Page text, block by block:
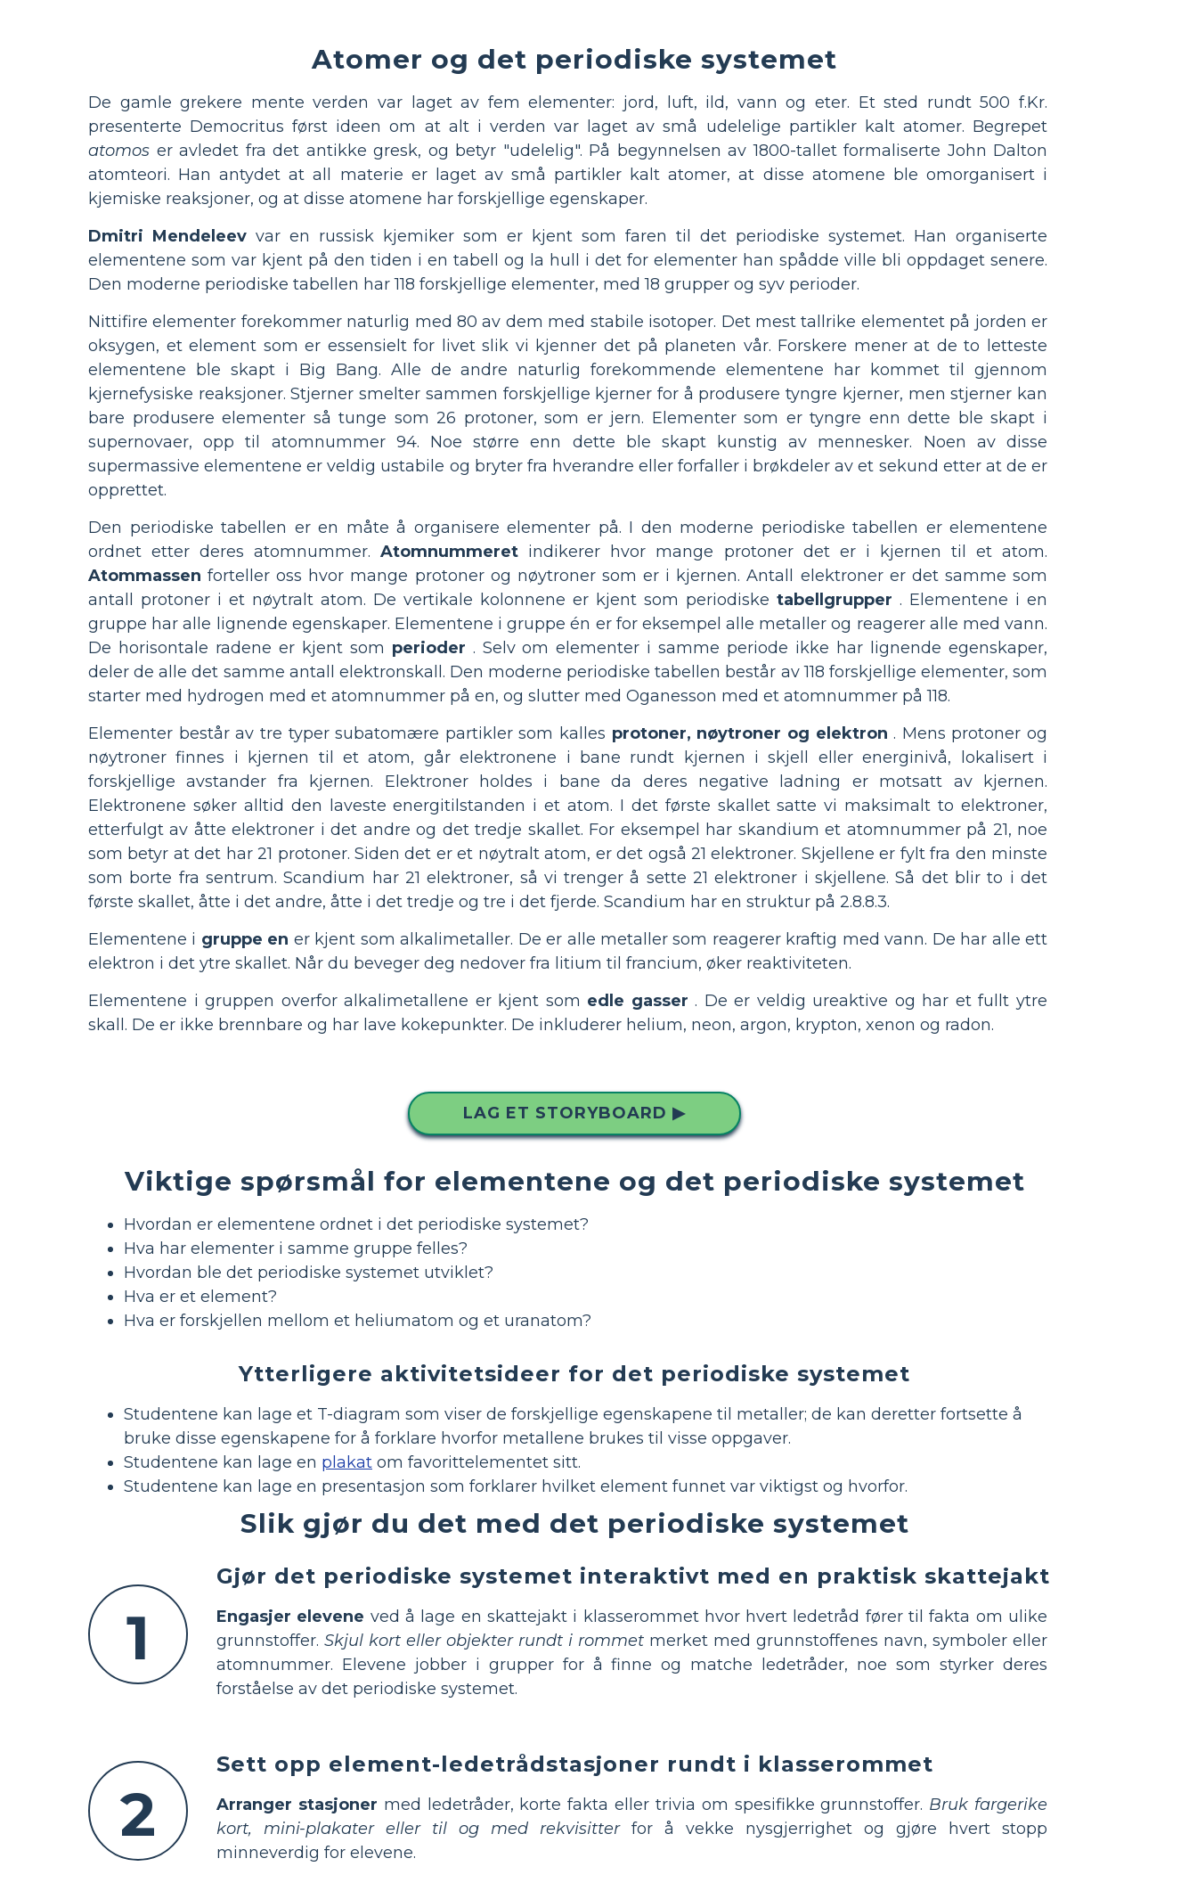
Atomer og det periodiske systemet
De gamle grekere mente verden var laget av fem elementer: jord, luft, ild, vann og eter. Et sted rundt 500 f.Kr.
presenterte Democritus først ideen om at alt i verden var laget av små udelelige partikler kalt atomer. Begrepet
atomos er avledet fra det antikke gresk, og betyr "udelelig". På begynnelsen av 1800-tallet formaliserte John Dalton
atomteori. Han antydet at all materie er laget av små partikler kalt atomer, at disse atomene ble omorganisert i
kjemiske reaksjoner, og at disse atomene har forskjellige egenskaper.
Dmitri Mendeleev var en russisk kjemiker som er kjent som faren til det periodiske systemet. Han organiserte
elementene som var kjent på den tiden i en tabell og la hull i det for elementer han spådde ville bli oppdaget senere.
Den moderne periodiske tabellen har 118 forskjellige elementer, med 18 grupper og syv perioder.
Nittifire elementer forekommer naturlig med 80 av dem med stabile isotoper. Det mest tallrike elementet på jorden er
oksygen, et element som er essensielt for livet slik vi kjenner det på planeten vår. Forskere mener at de to letteste
elementene ble skapt i Big Bang. Alle de andre naturlig forekommende elementene har kommet til gjennom
kjernefysiske reaksjoner. Stjerner smelter sammen forskjellige kjerner for å produsere tyngre kjerner, men stjerner kan
bare produsere elementer så tunge som 26 protoner, som er jern. Elementer som er tyngre enn dette ble skapt i
supernovaer, opp til atomnummer 94. Noe større enn dette ble skapt kunstig av mennesker. Noen av disse
supermassive elementene er veldig ustabile og bryter fra hverandre eller forfaller i brøkdeler av et sekund etter at de er
opprettet.
Den periodiske tabellen er en måte å organisere elementer på. I den moderne periodiske tabellen er elementene
ordnet etter deres atomnummer.Atomnummeret indikerer hvor mange protoner det er i kjernen til et atom.
Atommassen forteller oss hvor mange protoner og nøytroner som er i kjernen. Antall elektroner er det samme som
antall protoner i et nøytralt atom. De vertikale kolonnene er kjent som periodiske tabellgrupper . Elementene i en
gruppe har alle lignende egenskaper. Elementene i gruppe én er for eksempel alle metaller og reagerer alle med vann.
De horisontale radene er kjent som perioder . Selv om elementer i samme periode ikke har lignende egenskaper,
deler de alle det samme antall elektronskall. Den moderne periodiske tabellen består av 118 forskjellige elementer, som
starter med hydrogen med et atomnummer på en, og slutter med Oganesson med et atomnummer på 118.
Elementer består av tre typer subatomære partikler som kalles protoner, nøytroner og elektron . Mens protoner og
nøytroner finnes i kjernen til et atom, går elektronene i bane rundt kjernen i skjell eller energinivå, lokalisert i
forskjellige avstander fra kjernen. Elektroner holdes i bane da deres negative ladning er motsatt av kjernen.
Elektronene søker alltid den laveste energitilstanden i et atom. I det første skallet satte vi maksimalt to elektroner,
etterfulgt av åtte elektroner i det andre og det tredje skallet. For eksempel har skandium et atomnummer på 21, noe
som betyr at det har 21 protoner. Siden det er et nøytralt atom, er det også 21 elektroner. Skjellene er fylt fra den minste
som borte fra sentrum. Scandium har 21 elektroner, så vi trenger å sette 21 elektroner i skjellene. Så det blir to i det
første skallet, åtte i det andre, åtte i det tredje og tre i det fjerde. Scandium har en struktur på 2.8.8.3.
Elementene i gruppe en er kjent som alkalimetaller. De er alle metaller som reagerer kraftig med vann. De har alle ett
elektron i det ytre skallet. Når du beveger deg nedover fra litium til francium, øker reaktiviteten.
Elementene i gruppen overfor alkalimetallene er kjent som edle gasser . De er veldig ureaktive og har et fullt ytre
skall. De er ikke brennbare og har lave kokepunkter. De inkluderer helium, neon, argon, krypton, xenon og radon.
LAG ET STORYBOARD ▶
Viktige spørsmål for elementene og det periodiske systemet
Hvordan er elementene ordnet i det periodiske systemet?
Hva har elementer i samme gruppe felles?
Hvordan ble det periodiske systemet utviklet?
Hva er et element?
Hva er forskjellen mellom et heliumatom og et uranatom?
Ytterligere aktivitetsideer for det periodiske systemet
Studentene kan lage et T-diagram som viser de forskjellige egenskapene til metaller; de kan deretter fortsette å
bruke disse egenskapene for å forklare hvorfor metallene brukes til visse oppgaver.
Studentene kan lage en plakat om favorittelementet sitt.
Studentene kan lage en presentasjon som forklarer hvilket element funnet var viktigst og hvorfor.
Slik gjør du det med det periodiske systemet
1
Gjør det periodiske systemet interaktivt med en praktisk skattejakt
Engasjer elevene ved å lage en skattejakt i klasserommet hvor hvert ledetråd fører til fakta om ulike
grunnstoffer. Skjul kort eller objekter rundt i rommet merket med grunnstoffenes navn, symboler eller
atomnummer. Elevene jobber i grupper for å finne og matche ledetråder, noe som styrker deres
forståelse av det periodiske systemet.
2
Sett opp element-ledetrådstasjoner rundt i klasserommet
Arranger stasjoner med ledetråder, korte fakta eller trivia om spesifikke grunnstoffer. Bruk fargerike
kort, mini-plakater eller til og med rekvisitterfor å vekke nysgjerrighet og gjøre hvert stopp
minneverdig for elevene.